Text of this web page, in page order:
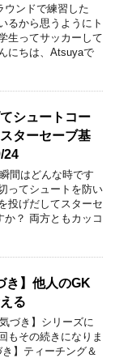
ウンドで練習した
るから思うようにト
生ってサッカーして
にちは、Atsuyaで
シュートコー
ターセーブ基
24
間はどんな時です
ってシュートを防い
投げだしてスターセ
か？ 両方ともカッコ
き】他人のGK
る
づき】シリーズに
もその続きになりま
】ティーチング＆